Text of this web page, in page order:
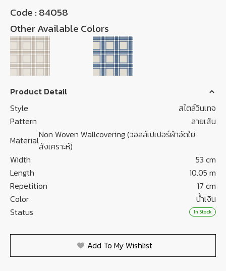
Code : 84058
Other Available Colors
Product Detail
Style
สไตล์วินเทจ
Pattern
ลายเส้น
MaterialNon Woven Wallcovering (วอลล์เปเปอร์ผ้าอัดใย
สังเคราะห์)
Width
53 cm
Length
10.05 m
Repetition
17 cm
Color
น้ำเงิน
Status
In Stock
Add To My Wishlist